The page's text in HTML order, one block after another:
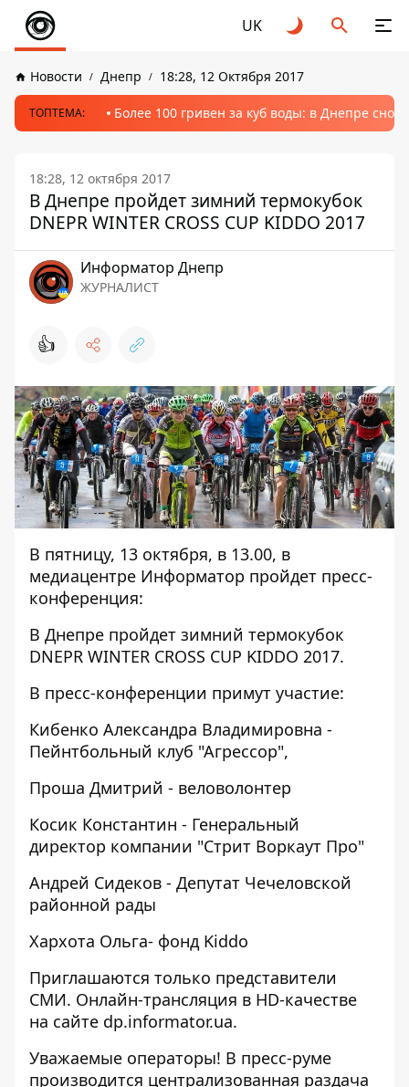
UK
Новости Днепр 18:28, 12 Октября 2017
ТОПТЕМА: Более 100 гривен за куб воды: в Днепре
18:28, 12 октября 2017
В Днепре пройдет зимний термокубок
DNEPR WINTER CROSS CUP KIDDO 2017
Информатор Днепр
ЖУРНАЛИСТ
👍
В пятницу, 13 октября, в 13.00, в
медиацентре Информатор пройдет пресс-
конференция:
В Днепре пройдет зимний термокубок
DNEPR WINTER CROSS CUP KIDDO 2017.
В пресс-конференции примут участие:
Кибенко Александра Владимировна -
Пейнтбольный клуб "Агрессор",
Проша Дмитрий - веловолонтер
Косик Константин - Генеральный
директор компании "Стрит Воркаут Про"
Андрей Сидеков - Депутат Чечеловской
районной рады
Хархота Ольга- фонд Kiddo
Приглашаются только представители
СМИ. Онлайн-трансляция в HD-качестве
на сайте dp.informator.ua.
Уважаемые операторы! В пресс-руме
производится централизованная раздача